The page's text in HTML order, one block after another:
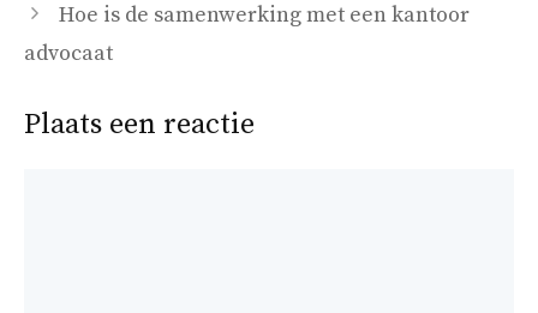
Hoe is de samenwerking met een kantoor
advocaat
Plaats een reactie